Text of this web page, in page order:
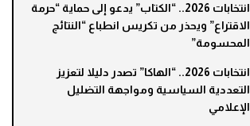
انتخابات 2026.. “الكتاب” يدعو إلى حماية “حرمة
الاقتراع” ويحذر من تكريس انطباع “النتائج
المحسومة”
انتخابات 2026.. “الهاكا” تصدر دليلا لتعزيز
التعددية السياسية ومواجهة التضليل
الإعلامي